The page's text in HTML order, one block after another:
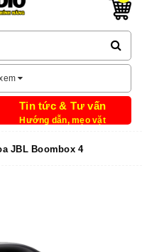
Tin tức & Tư vấn
Hướng dẫn, mẹo vặt
JBL Boombox 4